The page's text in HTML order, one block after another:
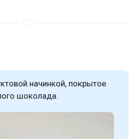
начинкой, покрытое
шоколада.